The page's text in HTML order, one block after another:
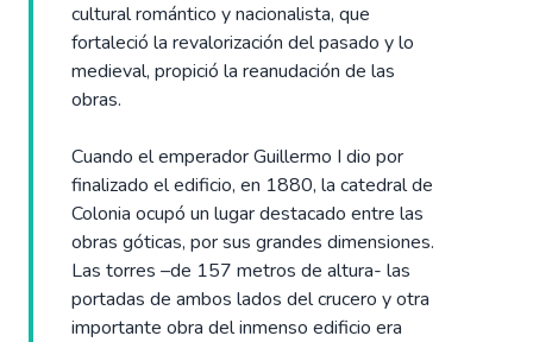
cultural romántico y nacionalista, que
fortaleció la revalorización del pasado y lo
medieval, propició la reanudación de las
obras.
Cuando el emperador Guillermo I dio por
finalizado el edificio, en 1880, la catedral de
Colonia ocupó un lugar destacado entre las
obras góticas, por sus grandes dimensiones.
Las torres –de 157 metros de altura- las
portadas de ambos lados del crucero y otra
importante obra del inmenso edificio era